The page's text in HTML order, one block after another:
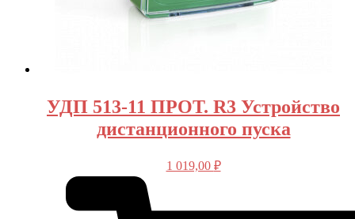
УДП 513-11 ПРОТ. R3 Устройство
дистанционного пуска
1 019,00 ₽